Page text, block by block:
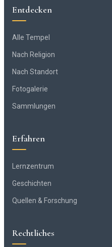
Entdecken
Alle Tempel
Nach Religion
Nach Standort
Fotogalerie
Sammlungen
Erfahren
Lernzentrum
Geschichten
Quellen & Forschung
Rechtliches